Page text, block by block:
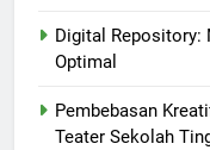
Digital Repository:
Optimal
Pembebasan
Teater Sekolah